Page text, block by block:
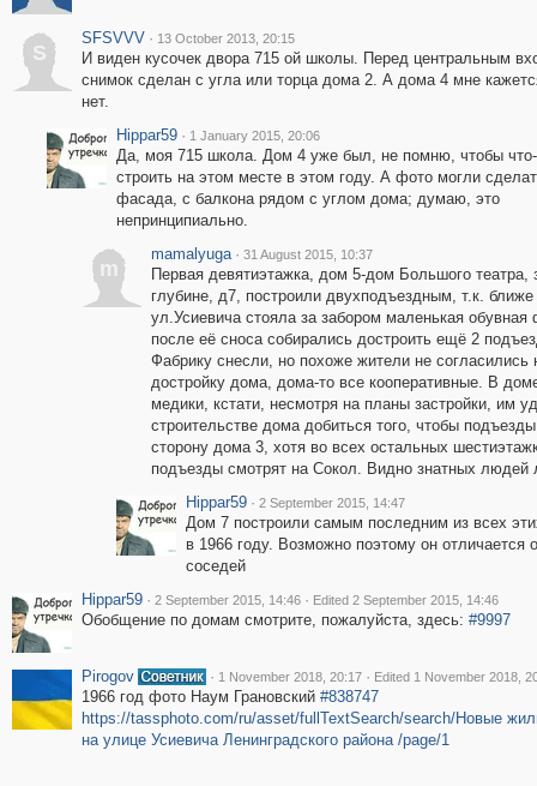
S
SFSVVV · 13 October 2013, 20:15
И виден кусочек двора 715 ой школы. Перед центральным
снимок сделан с угла или торца дома 2. А дома 4 мне
нет.
Hippar59 · 1 January 2015, 20:06
Да, моя 715 школа. Дом 4 уже был, не помню, чтобы что-
строить на этом месте в этом году. А фото могли
фасада, с балкона рядом с углом дома; думаю, это
непринципиально.
m
mamalyuga · 31 August 2015, 10:37
Первая девятиэтажка, дом 5-дом Большого театра,
глубине, д7, построили двухподъездным, т.к. ближе
ул.Усиевича стояла за забором маленькая обувная
после её сноса собирались достроить ещё 2
Фабрику снесли, но похоже жители не согласились
достройку дома, дома-то все кооперативные. В
медики, кстати, несмотря на планы застройки, им
строительстве дома добиться того, чтобы
сторону дома 3, хотя во всех остальных
подъезды смотрят на Сокол. Видно знатных людей
Hippar59 · 2 September 2015, 14:47
Дом 7 построили самым последним из всех
в 1966 году. Возможно поэтому он отличается
соседей
Hippar59 · 2 September 2015, 14:46 · Edited 2 September 2015, 14:46
Обобщение по домам смотрите, пожалуйста, здесь: #9997
Pirogov · 1 November 2018, 20:17 · Edited 1 November 2018,
1966 год фото Наум Грановский #838747
https://tassphoto.com/ru/asset/fullTextSearch/search/Новые
на улице Усиевича Ленинградского района /page/1